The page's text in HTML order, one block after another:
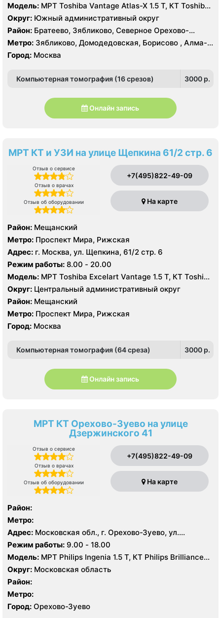
Модель: МРТ Toshiba Vantage Atlas-X 1.5 Т, КТ Toshiba
AQUILION RXL 16 срезов, УЗИ
Округ: Южный административный округ
Район: Братеево, Зябликово, Северное Орехово-
Борисово, Южное Орехово-Борисово
Метро: Зябликово, Домодедовская, Борисово , Алма-
Атинская, Красногвардейская, Шипиловская
Город: Москва
Компьютерная томография (16 срезов) 3000 p.
Онлайн запись
МРТ КТ и УЗИ на улице Щепкина 61/2 стр. 6
Отзыв о сервисе
Отзыв о врачах
Отзыв об оборудовании
+7(495)822-49-09
На карте
Район: Мещанский
Метро: Проспект Мира, Рижская
Адрес: г. Москва, ул. Щепкина, 61/2 стр. 6
Режим работы: 8.00 - 20.00
Модель: МРТ Toshiba Excelart Vantage 1.5 Т, КТ Toshiba
Aquilion 64 среза, УЗИ
Округ: Центральный административный округ
Район: Мещанский
Метро: Проспект Мира, Рижская
Город: Москва
Компьютерная томография (64 среза) 3000 p.
Онлайн запись
МРТ КТ Орехово-Зуево на улице
Дзержинского 41
Отзыв о сервисе
Отзыв о врачах
Отзыв об оборудовании
+7(495)822-49-09
На карте
Район:
Метро:
Адрес: Московская обл., г. Орехово-Зуево, ул.
Дзержинского, 41
Режим работы: 9.00 - 18.00
Модель: МРТ Philips Ingenia 1.5 T, КТ Philips Brilliance
64 среза
Округ: Московская область
Район:
Метро:
Город: Орехово-Зуево